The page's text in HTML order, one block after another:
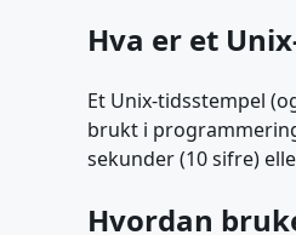
Hva er et
Et Unix-tidsstempel
brukt i
sekunder (10 sifre)
Hvordan